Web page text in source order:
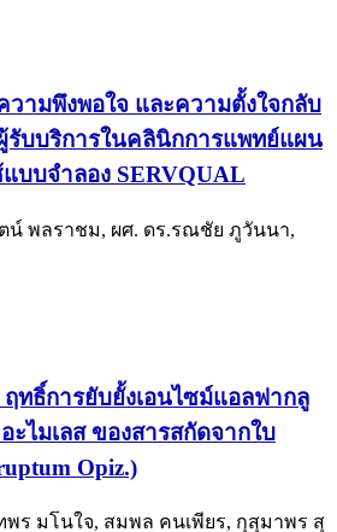
ามพึงพอใจ และความตั้งใจกลับ
รับบริการในคลินิกการแพทย์แผน
บบจำลอง SERVQUAL
น์ พลราชม, ผศ. ดร.รณชัย ภูวันนา,
ทธิ์การยับยั้งเอนไซม์แอลฟากลู
ะไมเลส ของสารสกัดจากใบ
Opiz.)
มโนใจ, สมพล คนเพียร, กุสุมาพร สุ